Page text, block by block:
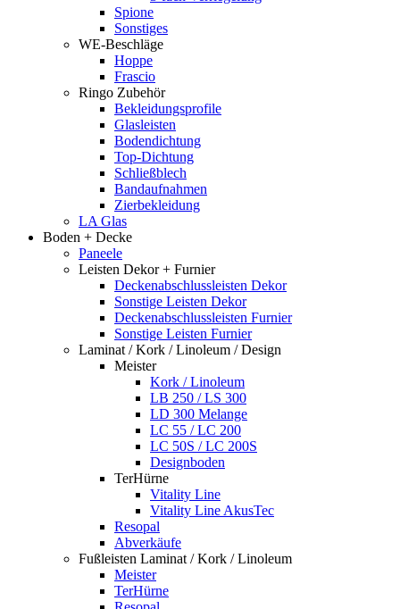
Spione
Sonstiges
WE-Beschläge
Hoppe
Frascio
Ringo Zubehör
Bekleidungsprofile
Glasleisten
Bodendichtung
Top-Dichtung
Schließblech
Bandaufnahmen
Zierbekleidung
LA Glas
Boden + Decke
Paneele
Leisten Dekor + Furnier
Deckenabschlussleisten Dekor
Sonstige Leisten Dekor
Deckenabschlussleisten Furnier
Sonstige Leisten Furnier
Laminat / Kork / Linoleum / Design
Meister
Kork / Linoleum
LB 250 / LS 300
LD 300 Melange
LC 55 / LC 200
LC 50S / LC 200S
Designboden
TerHürne
Vitality Line
Vitality Line AkusTec
Resopal
Abverkäufe
Fußleisten Laminat / Kork / Linoleum
Meister
TerHürne